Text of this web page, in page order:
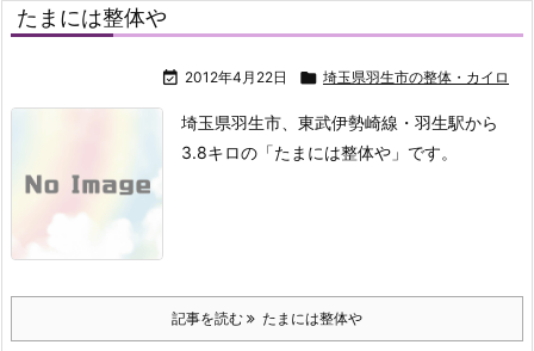
たまには整体や
 2012年4月22日  埼玉県羽生市の整体・カイロ
埼玉県羽生市、東武伊勢崎線・羽生駅から
3.8キロの「たまには整体や」です。
記事を読む たまには整体や